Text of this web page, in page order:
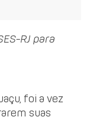
RJ para
foi a vez
suas